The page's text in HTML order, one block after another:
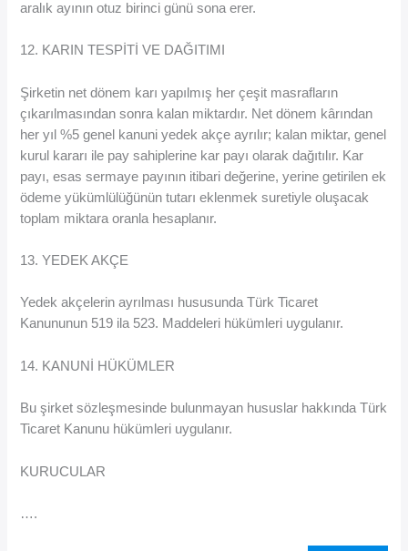
aralık ayının otuz birinci günü sona erer.
12. KARIN TESPİTİ VE DAĞITIMI
Şirketin net dönem karı yapılmış her çeşit masrafların
çıkarılmasından sonra kalan miktardır. Net dönem kârından
her yıl %5 genel kanuni yedek akçe ayrılır; kalan miktar, genel
kurul kararı ile pay sahiplerine kar payı olarak dağıtılır. Kar
payı, esas sermaye payının itibari değerine, yerine getirilen ek
ödeme yükümlülüğünün tutarı eklenmek suretiyle oluşacak
toplam miktara oranla hesaplanır.
13. YEDEK AKÇE
Yedek akçelerin ayrılması hususunda Türk Ticaret
Kanununun 519 ila 523. Maddeleri hükümleri uygulanır.
14. KANUNİ HÜKÜMLER
Bu şirket sözleşmesinde bulunmayan hususlar hakkında Türk
Ticaret Kanunu hükümleri uygulanır.
KURUCULAR
….